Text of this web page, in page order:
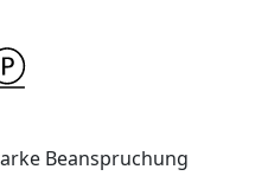
Beanspruchung